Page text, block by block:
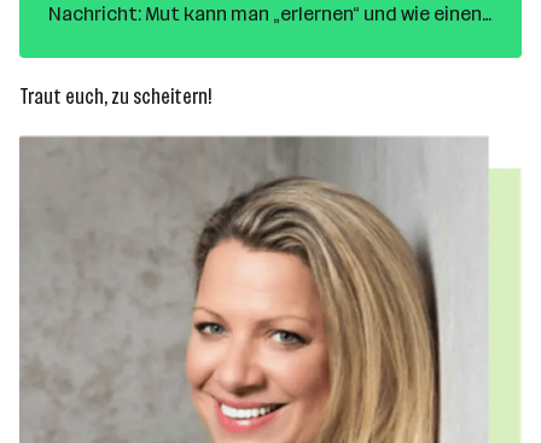
Nachricht: Mut kann man „erlernen“ und wie einen
Traut euch, zu scheitern!